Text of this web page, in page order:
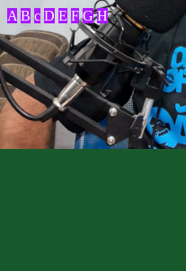
A B c D E F G H